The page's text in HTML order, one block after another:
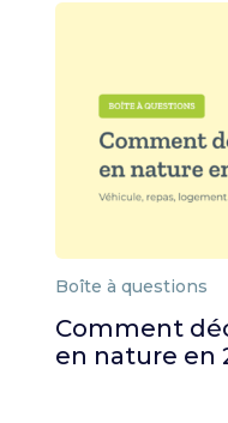
Boîte à questions
Comment
en nature en